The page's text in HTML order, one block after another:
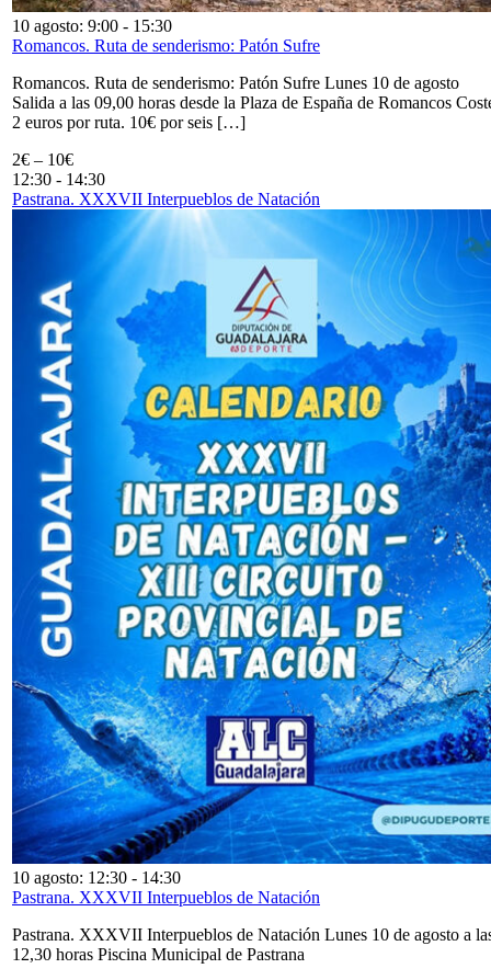
10 agosto: 9:00 - 15:30
Romancos. Ruta de senderismo: Patón Sufre
Romancos. Ruta de senderismo: Patón Sufre Lunes 10 de agosto
Salida a las 09,00 horas desde la Plaza de España de Romancos
2 euros por ruta. 10€ por seis […]
2€ – 10€
12:30 - 14:30
Pastrana. XXXVII Interpueblos de Natación
10 agosto: 12:30 - 14:30
Pastrana. XXXVII Interpueblos de Natación
Pastrana. XXXVII Interpueblos de Natación Lunes 10 de agosto a
12,30 horas Piscina Municipal de Pastrana